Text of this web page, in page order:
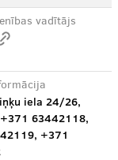
vadītājs
iela 24/26,
63442118,
+371